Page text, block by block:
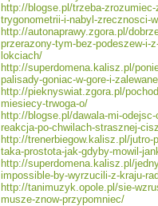
http://blogse.pl/trzeba-
trygonometrii-i-nabyl-zrecznosci-
http://autonaprawy.zgora.pl/
przerazony-tym-bez-podeszew-i-
lokciach/
http://superdomena.kalisz.pl/
palisady-goniac-w-gore-i-
http://pieknyswiat.zgora.pl/
miesiecy-trwoga-o/
http://blogse.pl/dawala-mi-
reakcja-po-chwilach-strasznej-
http://trenerbiegow.kalisz.pl/
taka-prostota-jak-gdyby-mowil-
http://superdomena.kalisz.pl/
impossible-by-wyrzucili-z-kraju-
http://tanimuzyk.opole.pl/sie-
musze-znow-przypomniec/